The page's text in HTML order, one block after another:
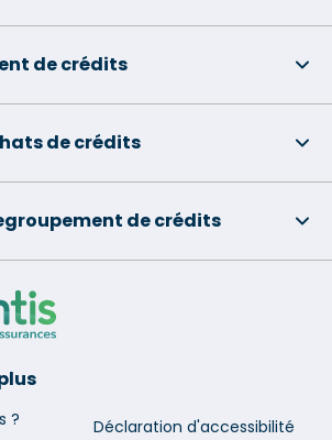
de crédits
de crédits
de crédits
?
Déclaration d'accessibilité